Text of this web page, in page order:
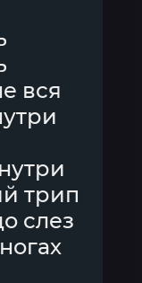
вся
трип
слез